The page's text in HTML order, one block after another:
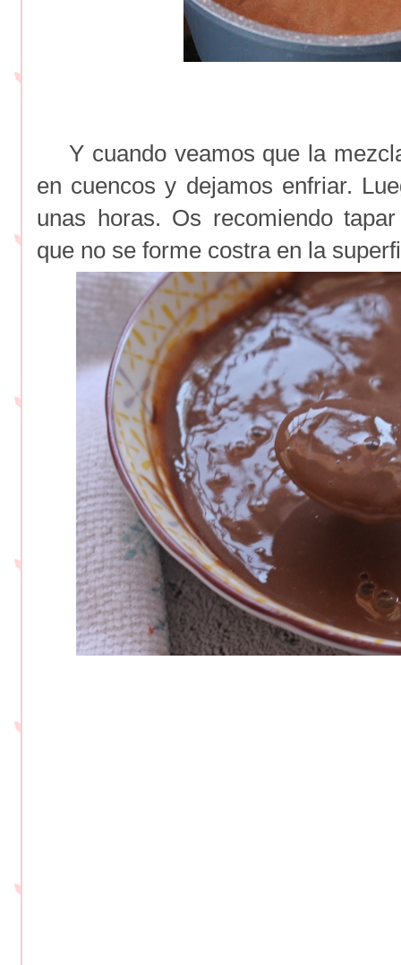
Y cuando veamos que la
en cuencos y dejamos enfriar.
unas horas. Os recomiendo
que no se forme costra en la